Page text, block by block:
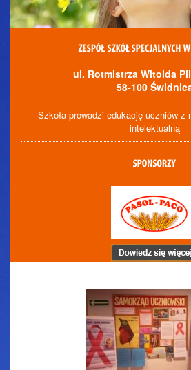
ul. Rotmistrza Witolda
58-100
Szkoła prowadzi edukację uczniów z
intelektualną